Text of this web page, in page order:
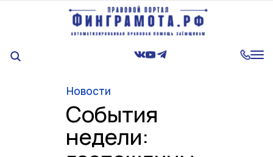
Новости
События
недели: